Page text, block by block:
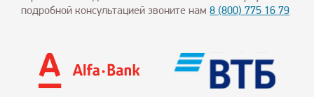
подробной консультацией звоните нам 8 (800) 775 16 79